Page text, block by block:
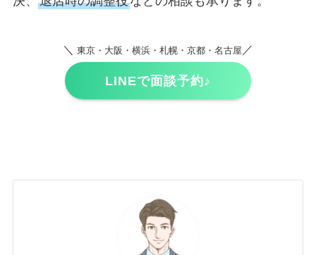
＼ 東京・大阪・横浜・札幌・京都・名古屋 ／
LINEで面談予約♪